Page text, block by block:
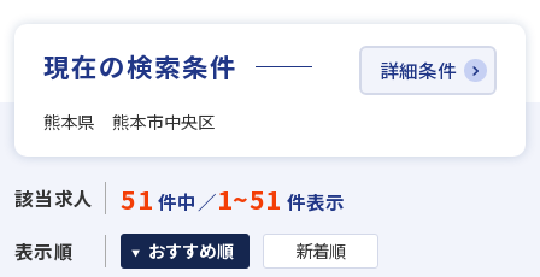
現在の検索条件
熊本県 熊本市中央区
詳細条件
該当求人 51 件中／1~51 件表示
表示順
おすすめ順 新着順